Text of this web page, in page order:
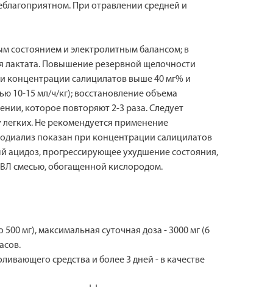
При отравлении средней и
состоянием и электролитным балансом; в
лактата. Повышение резервной щелочности
концентрации салицилатов выше 40 мг% и
10-15 мл/ч/кг); восстановление объема
которое повторяют 2-3 раза. Следует
Не рекомендуется применение
показан при концентрации салицилатов
ацидоз, прогрессирующее ухудшение состояния,
смесью, обогащенной кислородом.
мг), максимальная суточная доза - 3000 мг (6
средства и более 3 дней - в качестве